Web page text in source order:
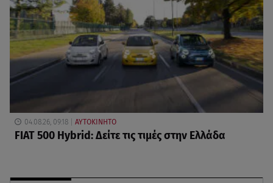
04.08.26, 09:18 ΑΥΤΟΚΙΝΗΤΟ
FIAT 500 Hybrid: Δείτε τις τιμές στην Ελλάδα